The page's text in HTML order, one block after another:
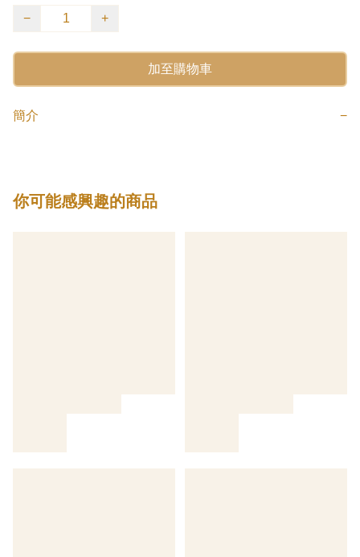
−
+
加至購物車
簡介 −
你可能感興趣的商品